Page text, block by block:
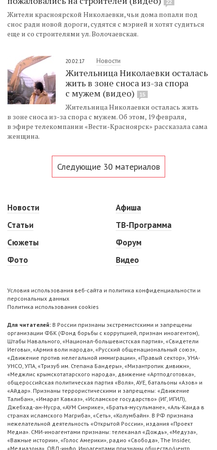
22
Жители красноярской Николаевки, чьи дома попали под
снос ради новой дороги, судятся с мэрией и хотят судиться
еще и со строителями ул. Волочаевская.
20.02.17 Новости
Жительница Николаевки осталась
жить в зоне сноса из-за спора
с мужем (видео)
15
Жительница Николаевки осталась жить
в зоне сноса из-за спора с мужем. Об этом, 19 февраля,
в эфире телекомпании «Вести-Красноярск» рассказала сама
женщина.
Следующие 30 материалов
Новости
Статьи
Сюжеты
Фото
Афиша
ТВ-Программа
Форум
Видео
Условия использования веб-сайта и политика конфиденциальности и
персональных данных
Политика использования cookies
Для читателей: В России признаны экстремистскими и запрещены
организации ФБК (Фонд борьбы с коррупцией, признан иноагентом),
Штабы Навального, «Национал-большевистская партия», «Свидетели
Иеговы», «Армия воли народа», «Русский общенациональный союз»,
«Движение против нелегальной иммиграции», «Правый сектор», УНА-
УНСО, УПА, «Тризуб им. Степана Бандеры», «Мизантропик дивижн»,
«Меджлис крымскотатарского народа», движение «Артподготовка»,
общероссийская политическая партия «Воля», АУЕ, батальоны «Азов» и
«Айдар». Признаны террористическими и запрещены: «Движение
Талибан», «Имарат Кавказ», «Исламское государство» (ИГ, ИГИЛ),
Джебхад-ан-Нусра, «АУМ Синрике», «Братья-мусульмане», «Аль-Каида в
странах исламского Магриба», «Сеть», «Колумбайн». В РФ признана
нежелательной деятельность «Открытой России», издания «Проект
Медиа». СМИ-иноагентами признаны: телеканал «Дождь», «Медуза»,
«Важные истории», «Голос Америки», радио «Свобода», The Insider,
«Медиазона», ОВД-инфо. Иноагентами признаны общество/центр